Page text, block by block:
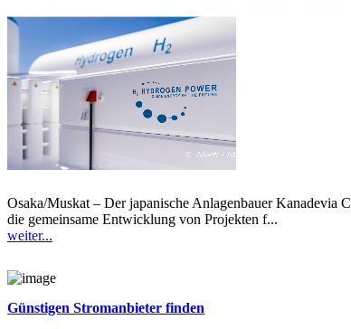
Osaka/Muskat – Der japanische Anlagenbauer Kanadevia
die gemeinsame Entwicklung von Projekten f...
weiter...
Günstigen Stromanbieter finden